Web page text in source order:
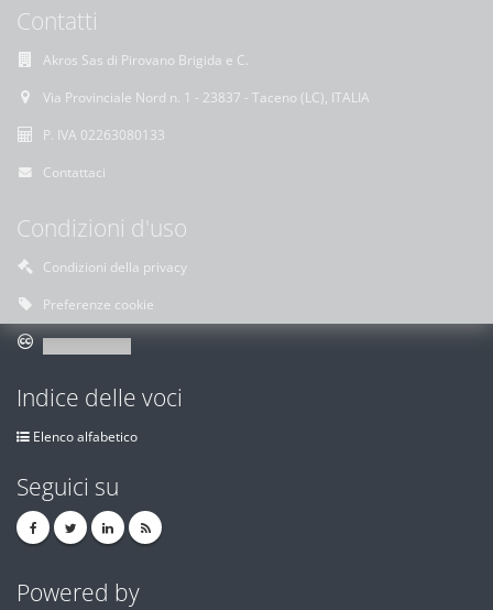
Contatti
Akros Sas di Pirovano Brigida e C.
Via Provinciale Nord n. 1 - 23837 - Taceno (LC), ITALIA
P. IVA 02263080133
Contattaci
Condizioni d'uso
Condizioni della privacy
Preferenze cookie
Indice delle voci
Elenco alfabetico
Seguici su
Powered by